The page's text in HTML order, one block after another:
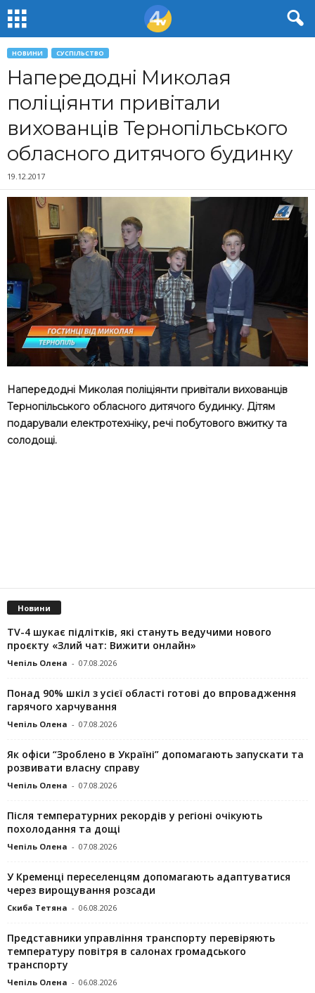
НОВИНИ СУСПІЛЬСТВО
Напередодні Миколая
поліціянти привітали
вихованців Тернопільського
обласного дитячого будинку
19.12.2017
Напередодні Миколая поліціянти привітали вихованців
Тернопільського обласного дитячого будинку. Дітям
подарували електротехніку, речі побутового вжитку та
солодощі.
Новини
TV-4 шукає підлітків, які стануть ведучими нового
проєкту «Злий чат: Вижити онлайн»
Чепіль Олена - 07.08.2026
Понад 90% шкіл з усієї області готові до впровадження
гарячого харчування
Чепіль Олена - 07.08.2026
Як офіси “Зроблено в Україні” допомагають запускaти та
розвивати власну справу
Чепіль Олена - 07.08.2026
Після температурних рекордів у регіоні очікують
похолодання та дощі
Чепіль Олена - 07.08.2026
У Кременці переселенцям допомагають адаптуватися
через вирощування розсади
Скиба Тетяна - 06.08.2026
Представники управління транспорту перевіряють
температуру повітря в салонах громадського
транспорту
Чепіль Олена - 06.08.2026